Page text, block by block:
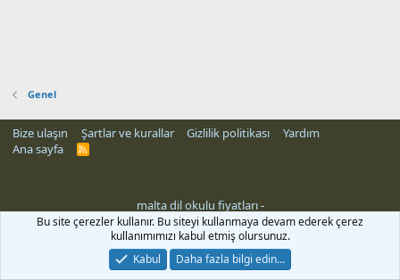
Genel
Bize ulaşın Şartlar ve kurallar Gizlilik politikası
Yardım
Ana sayfa
R
malta dil okulu fiyatları-
Bu site çerezler kullanır. Bu siteyi kullanmaya devam ederek çerez
kullanımımızı kabul etmiş olursunuz.
Kabul
Daha fazla bilgi edin…